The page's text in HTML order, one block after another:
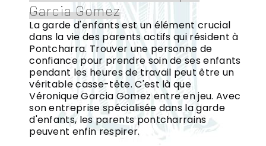
Garcia Gomez
La garde d'enfants est un élément crucial
dans la vie des parents actifs qui résident à
Pontcharra. Trouver une personne de
confiance pour prendre soin de ses enfants
pendant les heures de travail peut être un
véritable casse-tête. C'est là que
Véronique Garcia Gomez entre en jeu. Avec
son entreprise spécialisée dans la garde
d'enfants, les parents pontcharrains
peuvent enfin respirer.